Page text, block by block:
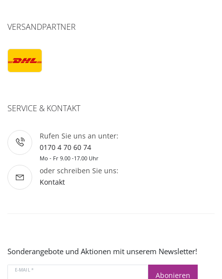
VERSANDPARTNER
SERVICE & KONTAKT
Rufen Sie uns an unter:
0170 4 70 60 74
Mo - Fr 9.00 -17.00 Uhr
oder schreiben Sie uns:
Kontakt
Sonderangebote und Aktionen mit unserem Newsletter!
E-MAIL *
Abonieren